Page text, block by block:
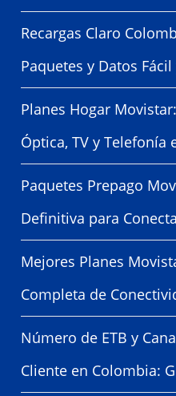
Recargas Claro
Paquetes y Datos
Planes Hogar
Óptica, TV y Telefonía
Paquetes Prepago
Definitiva para
Mejores Planes
Completa de
Número de ETB y
Cliente en Colombia: